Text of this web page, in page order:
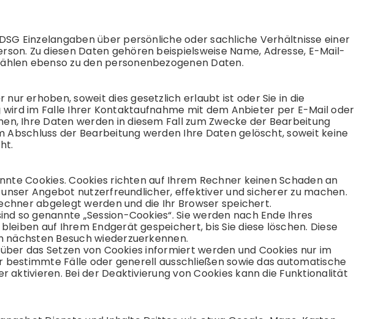
Einzelangaben über persönliche oder sachliche Verhältnisse einer
Zu diesen Daten gehören beispielsweise Name, Adresse, E-Mail-
ebenso zu den personenbezogenen Daten.
erhoben, soweit dies gesetzlich erlaubt ist oder Sie in die
wird im Falle Ihrer Kontaktaufnahme mit dem Anbieter per E-Mail oder
Ihre Daten werden in diesem Fall zum Zwecke der Bearbeitung
Abschluss der Bearbeitung werden Ihre Daten gelöscht, soweit keine
Cookies. Cookies richten auf Ihrem Rechner keinen Schaden an
Angebot nutzerfreundlicher, effektiver und sicherer zu machen.
abgelegt werden und die Ihr Browser speichert.
so genannte „Session-Cookies“. Sie werden nach Ende Ihres
auf Ihrem Endgerät gespeichert, bis Sie diese löschen. Diese
nächsten Besuch wiederzuerkennen.
das Setzen von Cookies informiert werden und Cookies nur im
bestimmte Fälle oder generell ausschließen sowie das automatische
aktivieren. Bei der Deaktivierung von Cookies kann die Funktionalität